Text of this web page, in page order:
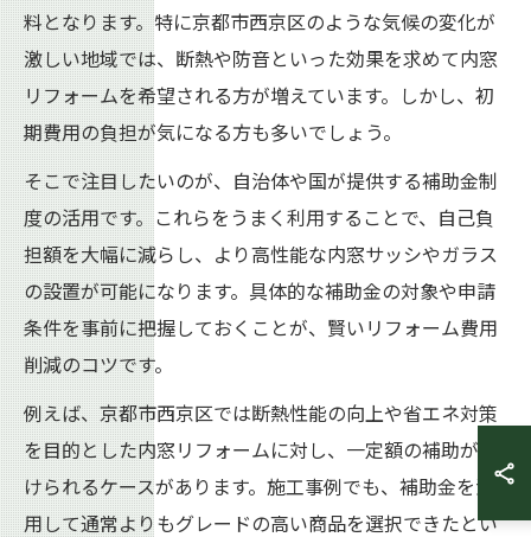
料となります。特に京都市西京区のような気候の変化が
激しい地域では、断熱や防音といった効果を求めて内窓
リフォームを希望される方が増えています。しかし、初
期費用の負担が気になる方も多いでしょう。
そこで注目したいのが、自治体や国が提供する補助金制
度の活用です。これらをうまく利用することで、自己負
担額を大幅に減らし、より高性能な内窓サッシやガラス
の設置が可能になります。具体的な補助金の対象や申請
条件を事前に把握しておくことが、賢いリフォーム費用
削減のコツです。
例えば、京都市西京区では断熱性能の向上や省エネ対策
を目的とした内窓リフォームに対し、一定額の補助が受
けられるケースがあります。施工事例でも、補助金を活
用して通常よりもグレードの高い商品を選択できたとい